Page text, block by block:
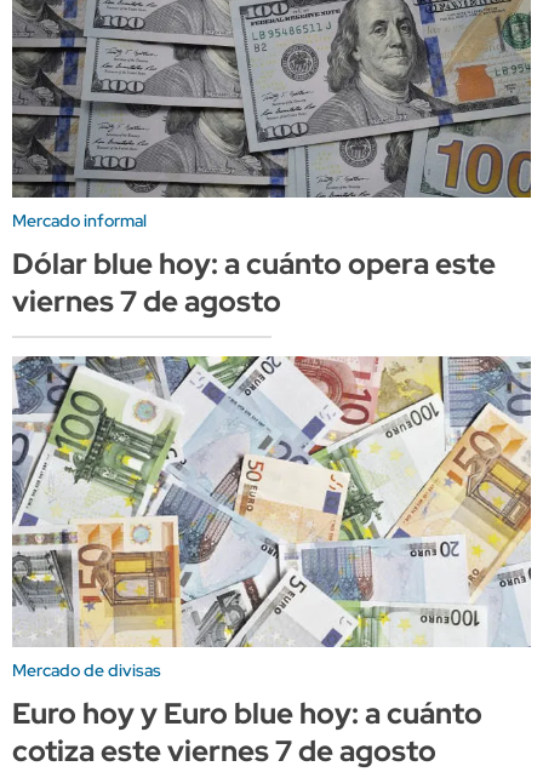
Mercado informal
Dólar blue hoy: a cuánto opera este
viernes 7 de agosto
Mercado de divisas
Euro hoy y Euro blue hoy: a cuánto
cotiza este viernes 7 de agosto